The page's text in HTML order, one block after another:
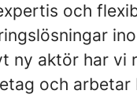
och
ny aktör har vi
och